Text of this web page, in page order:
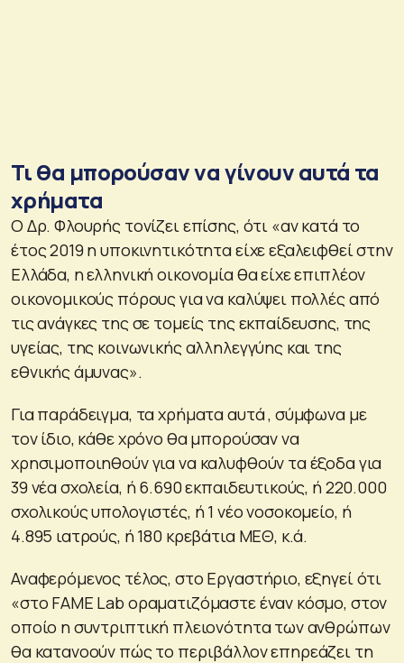
Τι θα μπορούσαν να γίνουν αυτά τα
χρήματα
Ο Δρ. Φλουρής τονίζει επίσης, ότι «αν κατά το
έτος 2019 η υποκινητικότητα είχε εξαλειφθεί στην
Ελλάδα, η ελληνική οικονομία θα είχε επιπλέον
οικονομικούς πόρους για να καλύψει πολλές από
τις ανάγκες της σε τομείς της εκπαίδευσης, της
υγείας, της κοινωνικής αλληλεγγύης και της
εθνικής άμυνας».
Για παράδειγμα, τα χρήματα αυτά , σύμφωνα με
τον ίδιο, κάθε χρόνο θα μπορούσαν να
χρησιμοποιηθούν για να καλυφθούν τα έξοδα για
39 νέα σχολεία, ή 6.690 εκπαιδευτικούς, ή 220.000
σχολικούς υπολογιστές, ή 1 νέο νοσοκομείο, ή
4.895 ιατρούς, ή 180 κρεβάτια ΜΕΘ, κ.ά.
Αναφερόμενος τέλος, στο Εργαστήριο, εξηγεί ότι
«στο FAME Lab οραματιζόμαστε έναν κόσμο, στον
οποίο η συντριπτική πλειονότητα των ανθρώπων
θα κατανοούν πώς το περιβάλλον επηρεάζει τη